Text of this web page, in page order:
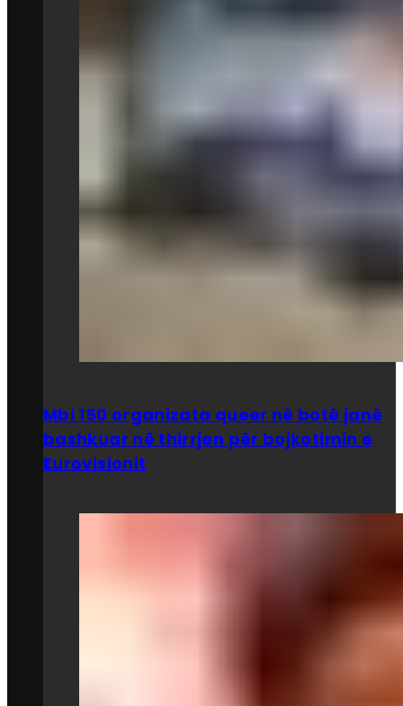
Mbi 150 organizata queer në botë janë
bashkuar në thirrjen për bojkotimin e
Eurovisionit